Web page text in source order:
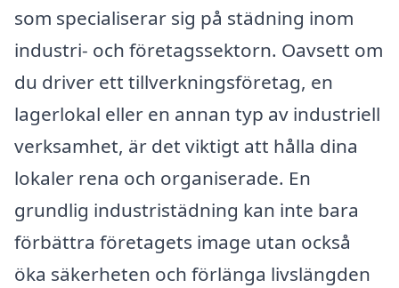
som specialiserar sig på städning inom
industri- och företagssektorn. Oavsett om
du driver ett tillverkningsföretag, en
lagerlokal eller en annan typ av industriell
verksamhet, är det viktigt att hålla dina
lokaler rena och organiserade. En
grundlig industristädning kan inte bara
förbättra företagets image utan också
öka säkerheten och förlänga livslängden